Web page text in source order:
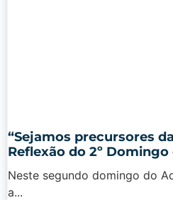
“Sejamos precursores
Reflexão do 2º
Neste segundo domingo do
a...